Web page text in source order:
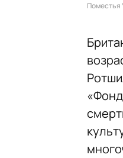
Поместья